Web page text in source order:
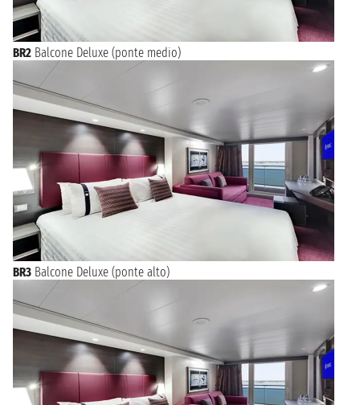
BR2 Balcone Deluxe (ponte medio)
BR3 Balcone Deluxe (ponte alto)